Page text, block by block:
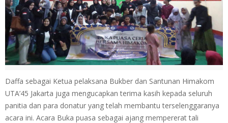
Daffa sebagai Ketua pelaksana Bukber dan Santunan Himakom
UTA’45 Jakarta juga mengucapkan terima kasih kepada seluruh
panitia dan para donatur yang telah membantu terselenggaranya
acara ini. Acara Buka puasa sebagai ajang mempererat tali